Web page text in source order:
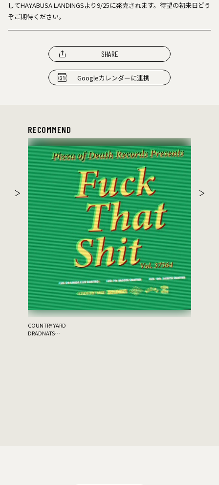
してHAYABUSA LANDINGSより9/25に発売されます。待望の初来日どう
ぞご期待ください。
SHARE
Googleカレンダーに連携
RECOMMEND
COUNTRY YARD
DRADNATS